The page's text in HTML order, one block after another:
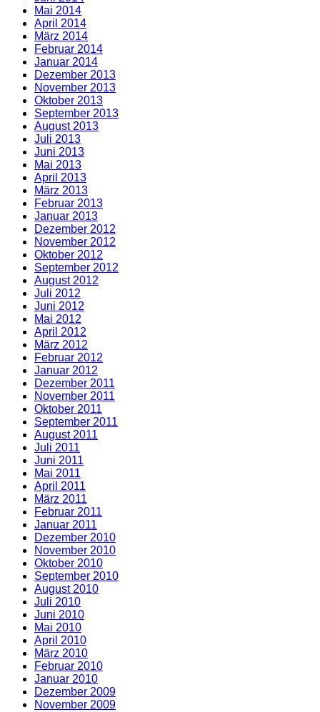
Mai 2014
April 2014
März 2014
Februar 2014
Januar 2014
Dezember 2013
November 2013
Oktober 2013
September 2013
August 2013
Juli 2013
Juni 2013
Mai 2013
April 2013
März 2013
Februar 2013
Januar 2013
Dezember 2012
November 2012
Oktober 2012
September 2012
August 2012
Juli 2012
Juni 2012
Mai 2012
April 2012
März 2012
Februar 2012
Januar 2012
Dezember 2011
November 2011
Oktober 2011
September 2011
August 2011
Juli 2011
Juni 2011
Mai 2011
April 2011
März 2011
Februar 2011
Januar 2011
Dezember 2010
November 2010
Oktober 2010
September 2010
August 2010
Juli 2010
Juni 2010
Mai 2010
April 2010
März 2010
Februar 2010
Januar 2010
Dezember 2009
November 2009